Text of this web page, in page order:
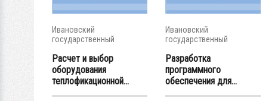
Ивановский
государственный
Расчет и выбор
оборудования
теплофикационной...
Ивановский
государственный
Разработка
программного
обеспечения для...